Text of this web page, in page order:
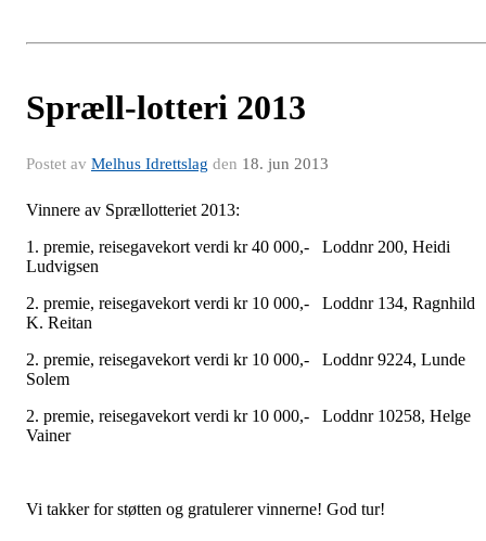
Spræll-lotteri 2013
Postet av Melhus Idrettslag den 18. jun 2013
Vinnere av Sprællotteriet 2013:
1. premie, reisegavekort verdi kr 40 000,- Loddnr 200, Heidi
Ludvigsen
2. premie, reisegavekort verdi kr 10 000,- Loddnr 134, Ragnhild
K. Reitan
2. premie, reisegavekort verdi kr 10 000,- Loddnr 9224, Lunde
Solem
2. premie, reisegavekort verdi kr 10 000,- Loddnr 10258, Helge
Vainer
Vi takker for støtten og gratulerer vinnerne! God tur!